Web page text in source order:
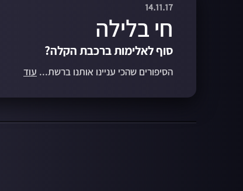
14.11.17
חי בלילה
סוף לאלימות ברכבת הקלה?
הסיפורים שהכי עניינו אותנו ברשת... עוד